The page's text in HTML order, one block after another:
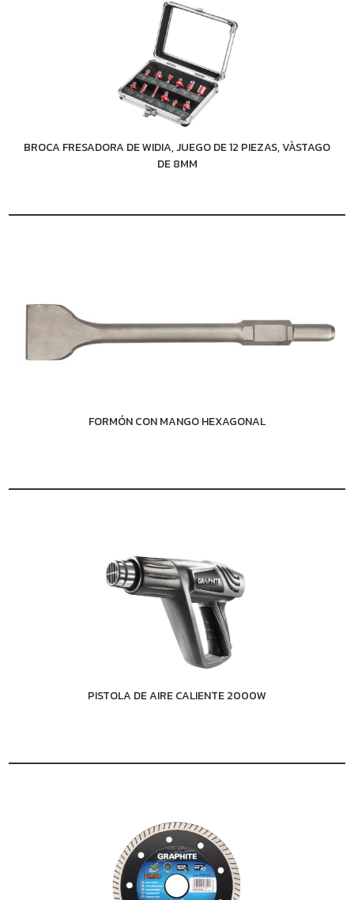
BROCA FRESADORA DE WIDIA, JUEGO DE 12 PIEZAS, VÀSTAGO
DE 8MM
FORMÓN CON MANGO HEXAGONAL
PISTOLA DE AIRE CALIENTE 2000W